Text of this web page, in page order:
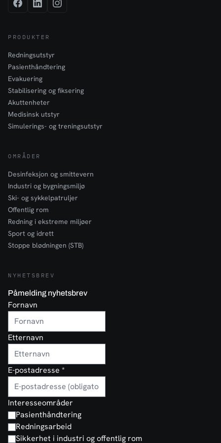
PRODUKTER
Redningsutstyr
Pasienthåndtering
Evakuering
Stabilisering og fiksering
Akuttenheter
Medisinsk utstyr
Simulerings- og treningsutstyr
OMRÅDER
Desinfeksjon og smittevern
Industri og bygningsmiljø
Ski- og sykkelpatruljer
Offentlig rom
Redning i ekstreme miljøer
Sport og idrett
Stoppe blødningen (STB)
NYHETSBREV
Påmelding nyhetsbrev
Fornavn
Etternavn
E-postadresse *
Interesseområder
Pasienthåndtering
Redningsarbeid
Sikkerhet i industri og offentlig rom